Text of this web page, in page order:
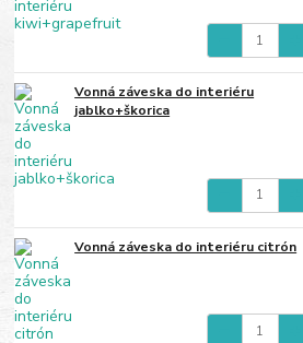
Vonná záveska do interiéru
jablko+škorica
Vonná záveska do interiéru citrón